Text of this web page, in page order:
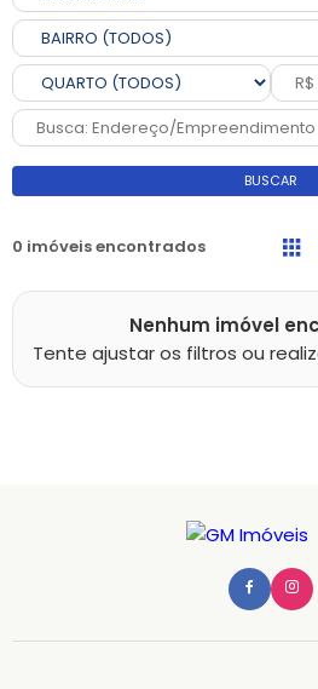
BUSCAR
0 imóveis encontrados
Nenhum imóvel
Tente ajustar os filtros ou